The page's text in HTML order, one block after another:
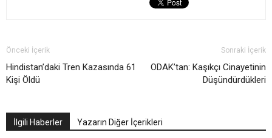
Önceki İçerik
Hindistan’daki Tren Kazasında 61
Kişi Öldü
Sonraki İçerik
ODAK’tan: Kaşıkçı Cinayetinin
Düşündürdükleri
İlgili Haberler Yazarın Diğer İçerikleri